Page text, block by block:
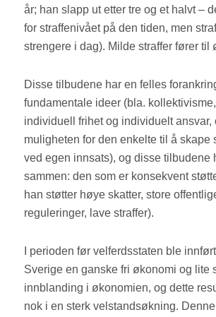
år; han slapp ut etter tre og et halvt –
for straffenivået på den tiden, men
strengere i dag). Milde straffer fører til
Disse tilbudene har en felles
fundamentale ideer (bla. kollektivisme,
individuell frihet og individuelt ansvar,
muligheten for den enkelte til å skape
ved egen innsats), og disse tilbudene
sammen: den som er konsekvent
han støtter høye skatter, store
reguleringer, lave straffer).
I perioden før velferdsstaten ble
Sverige en ganske fri økonomi og lite
innblanding i økonomien, og dette
nok i en sterk velstandsøkning.